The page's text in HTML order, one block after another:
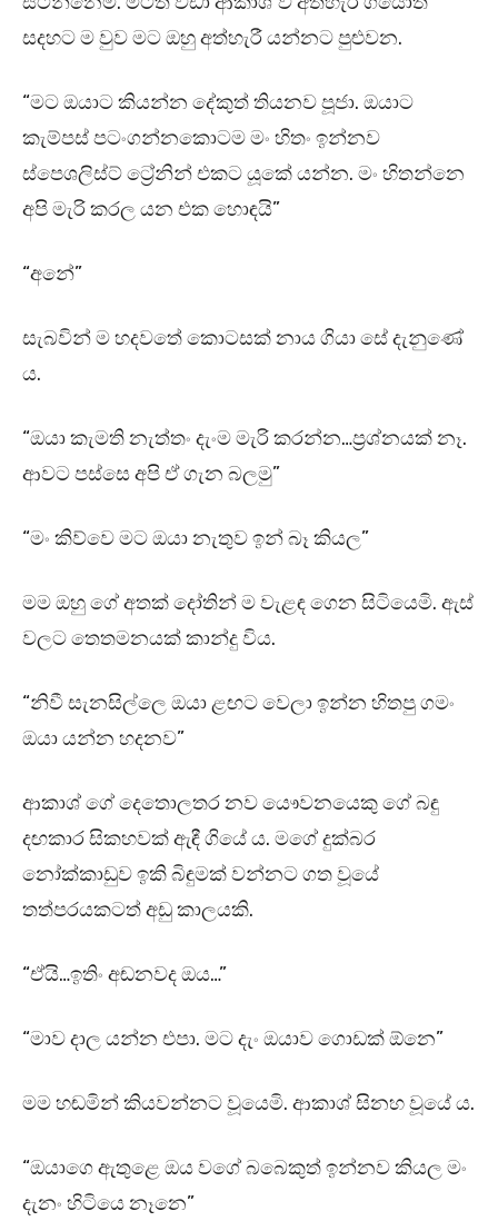
සදහට ම වුව මට ඔහු අත්හැරී යන්නට පුළුවන.
“මට ඔයාට කියන්න දේකුත් තියනව පූජා. ඔයාට
කැම්පස් පටංගන්නකොටම මං හිතං ඉන්නව
ස්පෙශලිස්ට් ට්‍රේනින් එකට යූකේ යන්න. මං හිතන්නෙ
අපි මැරි කරල යන එක හොඳයි”
“අනේ”
සැබවින් ම හදවතේ කොටසක් නාය ගියා සේ දැනුණේ
ය.
“ඔයා කැමති නැත්තං දැංම මැරි කරන්න…ප්‍රශ්නයක් නෑ.
ආවට පස්සෙ අපි ඒ ගැන බලමු”
“මං කිව්වෙ මට ඔයා නැතුව ඉන් බෑ කියල”
මම ඔහු ගේ අතක් දෝතින් ම වැළඳ ගෙන සිටියෙමි. ඇස්
වලට තෙතමනයක් කාන්දු විය.
“නිවී සැනසිල්ලෙ ඔයා ළඟට වෙලා ඉන්න හිතපු ගමං
ඔයා යන්න හදනව”
ආකාශ් ගේ දෙතොලතර නව යෞවනයෙකු ගේ බඳු
දඟකාර සිකහවක් ඇඳී ගියේ ය. මගේ දුක්බර
නෝක්කාඩුව ඉකි බිඳුමක් වන්නට ගත වූයේ
තත්පරයකටත් අඩු කාලයකි.
“ඒයි…ඉතිං අඬනවද ඔය…”
“මාව දාල යන්න එපා. මට දැං ඔයාව ගොඩක් ඕනෙ”
මම හඬමින් කියවන්නට වූයෙමි. ආකාශ් සිනහ වූයේ ය.
“ඔයාගෙ ඇතුළෙ ඔය වගේ බබෙකුත් ඉන්නව කියල මං
දැනං හිටියෙ නෑනෙ”